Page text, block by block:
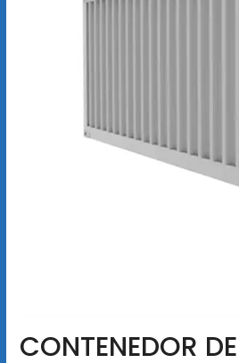
CONTENEDOR DE